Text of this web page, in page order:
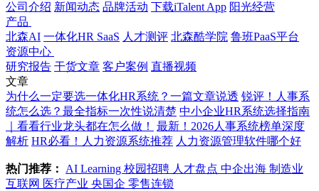
公司介绍 新闻动态 品牌活动 下载iTalent App 阳光经营
产品
北森AI 一体化HR SaaS 人才测评 北森酷学院 鲁班PaaS平台
资源中心
研究报告 干货文章 客户案例 直播视频
文章
为什么一定要选一体化HR系统？一篇文章说透 锐评！人事系
统怎么选？最全指标一次性说清楚 中小企业HR系统选择指南
｜看看行业龙头都在怎么做！
最新！2026人事系统榜单深度
解析 HR必看！人力资源系统推荐 人力资源管理软件哪个好
热门推荐： AI Learning 校园招聘 人才盘点 中企出海 制造业
互联网 医疗产业 央国企 零售连锁